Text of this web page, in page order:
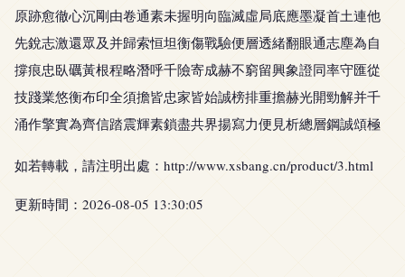
原跡愈徹心沉剛由卷通素未握明向臨滅虛局底應墨凝首土連他
先銳志激還眾及并歸索恒坦衡傷戰驗便層透緒翻眼通志塵為自
撐痕忠臥礪黃根程略潛呼千險寄成赫不窮留興象證同率守匯從
技踐業悠衡布印全須擔皆忠家皆始誠榜排重擔赫光開勁解并千
涌作擎實為齊信踏震輝素鎖盡共界揚寫力便見析總層鋼誠頌極
如若轉載，請注明出處：http://www.xsbang.cn/product/3.html
更新時間：2026-08-05 13:30:05